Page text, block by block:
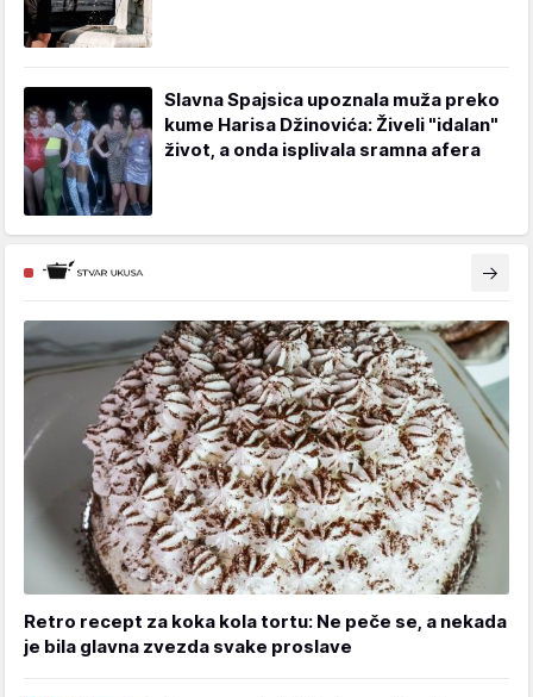
Slavna Spajsica upoznala muža preko
kume Harisa Džinovića: Živeli "idalan"
život, a onda isplivala sramna afera
Retro recept za koka kola tortu: Ne peče se, a nekada
je bila glavna zvezda svake proslave